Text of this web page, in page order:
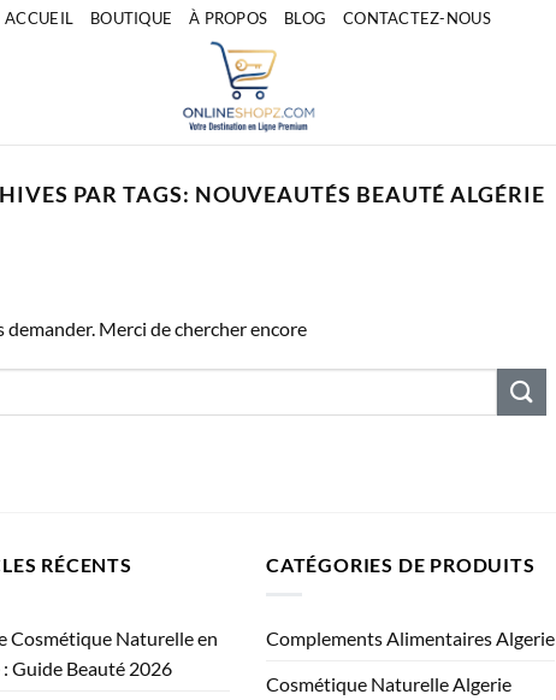
ACCUEIL BOUTIQUE À PROPOS BLOG CONTACTEZ-NOUS
PAR TAGS: NOUVEAUTÉS BEAUTÉ ALGÉRIE
Merci de chercher encore
RÉCENTS
Cosmétique Naturelle en
Guide Beauté 2026
CATÉGORIES DE PRODUITS
Complements Alimentaires Algerie
Cosmétique Naturelle Algerie